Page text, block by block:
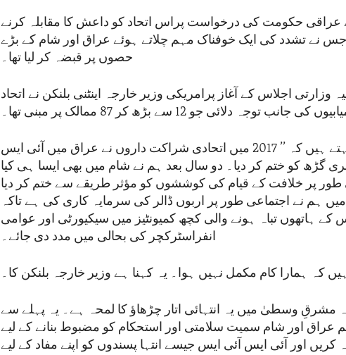
حکومت کی درخواست پراس اتحاد کو داعش کا مقابلہ کرنے
جس نے تشدد کی ایک خوفناک مہم چلاتے ہوئے عراق اور شام کے بڑے
حصوں پر قبضہ کر لیا تھا۔
اجلاس کے آغاز پرامریکی وزیر خارجہ اینٹنی بلنکن نے اتحاد
کی جانب توجہ دلائی جو 12 سے بڑھ کر 87 ممالک پر مبنی تھا۔
امریکی وزیرِ خارجہ کہتے ہیں کہ ’’ 2017 میں اتحادی شراکت داروں نے عراق میں آئی ایس
گڑھ کو ختم کر دیا۔ دو سال بعد ہم نے شام میں بھی ایسا ہی کیا
طور پر خلافت کے قیام کی کوششوں کو مؤثر طریقے سے ختم کر دیا
میں ہم نے اجتماعی طور پر اربوں ڈالر کی سرمایہ کاری کی ہے تاکہ
کے ہاتھوں تباہ ہونے والی کچھ کمیونٹیز میں سیکیورٹی اور عوامی
انفراسٹرکچر کی بحالی میں مدد دی جائے۔
کہ ہمارا کام مکمل نہیں ہوا۔ یہ کہنا ہے وزیر خارجہ بلنکن کا۔
مشرقِ وسطیٰ میں یہ انتہائی اتار چڑھاؤ کا لمحہ ہے۔ یہ پہلے سے
عراق اور شام سمیت سلامتی اور استحکام کو مضبوط بنانے کے لیے
اور آئی ایس آئی ایس جیسے انتہا پسندوں کو اپنے مفاد کے لیے